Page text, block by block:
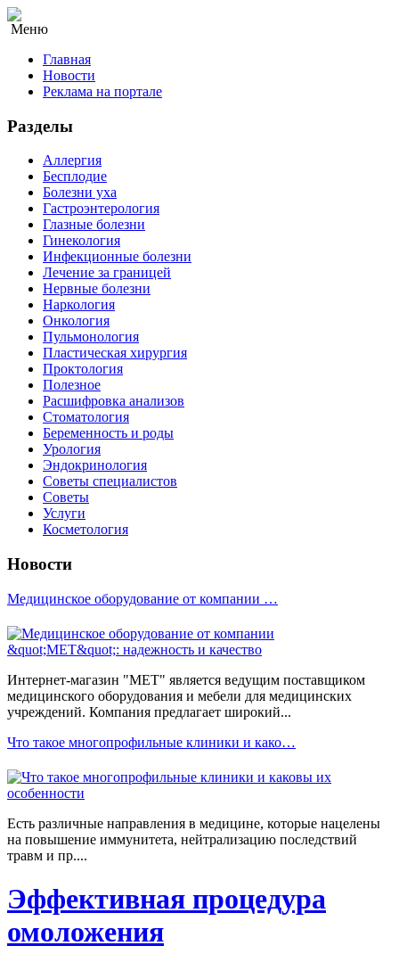
Меню
Главная
Новости
Реклама на портале
Разделы
Аллергия
Бесплодие
Болезни уха
Гастроэнтерология
Глазные болезни
Гинекология
Инфекционные болезни
Лечение за границей
Нервные болезни
Наркология
Онкология
Пульмонология
Пластическая хирургия
Проктология
Полезное
Расшифровка анализов
Стоматология
Беременность и роды
Урология
Эндокринология
Советы специалистов
Советы
Услуги
Косметология
Новости
Медицинское оборудование от компании …
Интернет-магазин "МЕТ" является ведущим поставщиком
медицинского оборудования и мебели для медицинских
учреждений. Компания предлагает широкий...
Что такое многопрофильные клиники и како…
Есть различные направления в медицине, которые нацелены
на повышение иммунитета, нейтрализацию последствий
травм и пр....
Эффективная процедура
омоложения